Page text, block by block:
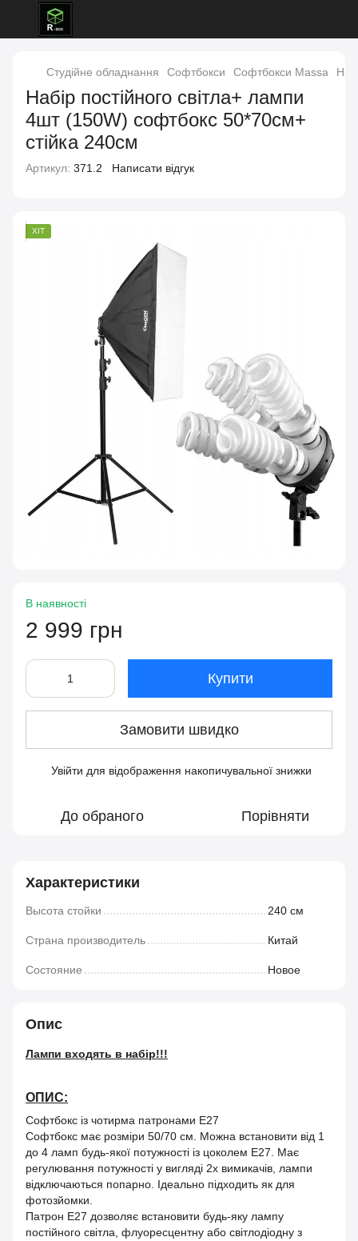
Студійне обладнання Софтбокси Софтбокси Massa
Набір постійного світла+ лампи
4шт (150W) софтбокс 50*70см+
стійка 240см
Артикул: 371.2 Написати відгук
ХІТ
В наявності
2 999 грн
Купити
Замовити швидко
Увійти для відображення накопичувальної знижки
До обраного Порівняти
Характеристики
Высота стойки 240 см
Страна производитель Китай
Состояние Новое
Опис
Лампи входять в набір!!!
ОПИС:
Софтбокс із чотирма патронами Е27
Софтбокс має розміри 50/70 см. Можна встановити від 1
до 4 ламп будь-якої потужності із цоколем Е27. Має
регулювання потужності у вигляді 2х вимикачів, лампи
відключаються попарно. Ідеально підходить як для
фотозйомки.
Патрон Е27 дозволяє встановити будь-яку лампу
постійного світла, флуоресцентну або світлодіодну з